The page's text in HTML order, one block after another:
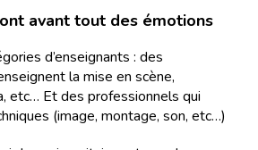
avant tout des émotions
d’enseignants : des
la mise en scène,
etc… Et des professionnels qui
(image, montage, son, etc…)